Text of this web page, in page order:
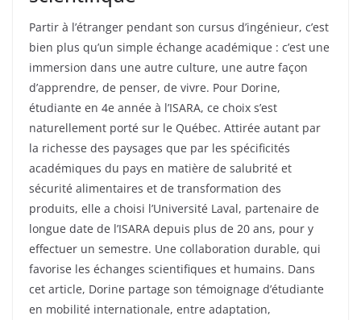
Partir à l’étranger pendant son cursus d’ingénieur, c’est
bien plus qu’un simple échange académique : c’est une
immersion dans une autre culture, une autre façon
d’apprendre, de penser, de vivre. Pour Dorine,
étudiante en 4e année à l’ISARA, ce choix s’est
naturellement porté sur le Québec. Attirée autant par
la richesse des paysages que par les spécificités
académiques du pays en matière de salubrité et
sécurité alimentaires et de transformation des
produits, elle a choisi l’Université Laval, partenaire de
longue date de l’ISARA depuis plus de 20 ans, pour y
effectuer un semestre. Une collaboration durable, qui
favorise les échanges scientifiques et humains. Dans
cet article, Dorine partage son témoignage d’étudiante
en mobilité internationale, entre adaptation,